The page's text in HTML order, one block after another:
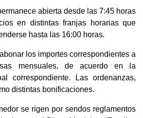
abierta desde las 7:45 horas
en distintas franjas horarias que
hasta las 16:00 horas.
los importes correspondientes a
mensuales, de acuerdo en la
correspondiente. Las ordenanzas,
distintas bonificaciones.
se rigen por sendos reglamentos